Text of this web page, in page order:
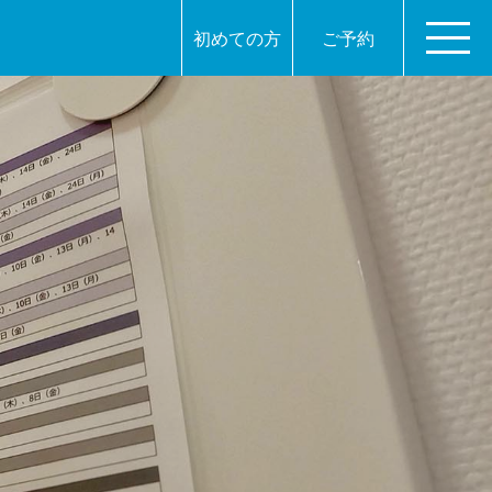
初めての方 ご予約